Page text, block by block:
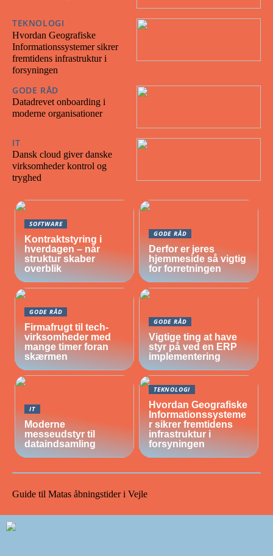
TEKNOLOGI
Hvordan Geografiske
Informationssystemer sikrer
fremtidens infrastruktur i
forsyningen
GODE RÅD
Datadrevet onboarding i
moderne organisationer
IT
Dansk cloud giver danske
virksomheder kontrol og
tryghed
SOFTWARE
Kontraktstyring i
hverdagen – når
struktur skaber
overblik
GODE RÅD
Derfor er jeres
hjemmeside så vigtig
for forretningen
GODE RÅD
Firmafrugt til tech-
virksomheder med
mange timer foran
skærmen
GODE RÅD
Vigtige ting at have
styr på ved en ERP
implementering
IT
Moderne
messeudstyr til
dataindsamling
TEKNOLOGI
Hvordan Geografiske
Informationssysteme
r sikrer fremtidens
infrastruktur i
forsyningen
Guide til Matas åbningstider i Vejle